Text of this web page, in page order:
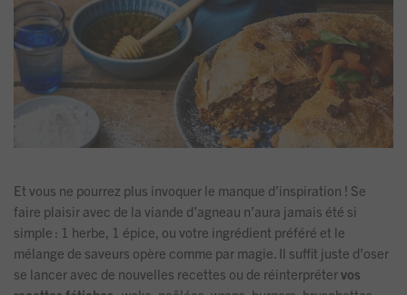
Et vous ne pourrez plus invoquer le manque d’inspiration ! Se
faire plaisir avec de la viande d’agneau n’aura jamais été si
simple : 1 herbe, 1 épice, ou votre ingrédient préféré et le
mélange de saveurs opère comme par magie. Il suffit juste d’oser
se lancer avec de nouvelles recettes ou de réinterprétervos